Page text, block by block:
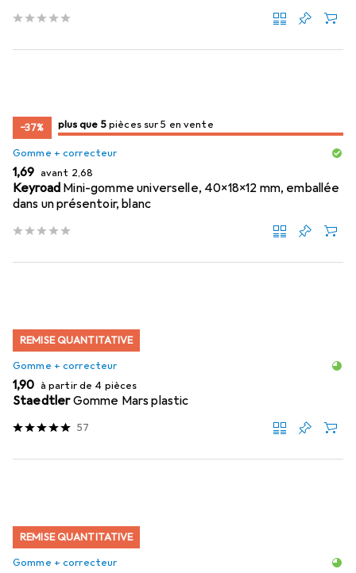
−37% 5/ 5
5/ 5 en vente
plus que 5pièces sur 5 en vente
Gomme + correcteur
EUR
1,69 avant EUR
2,68
Keyroad Mini-gomme universelle, 40x18x12 mm, emballée
dans un présentoir, blanc
REMISE QUANTITATIVE
Gomme + correcteur
EUR
1,90 à partir de 4 pièces
StaedtlerGomme Mars plastic
57
REMISE QUANTITATIVE
Gomme + correcteur